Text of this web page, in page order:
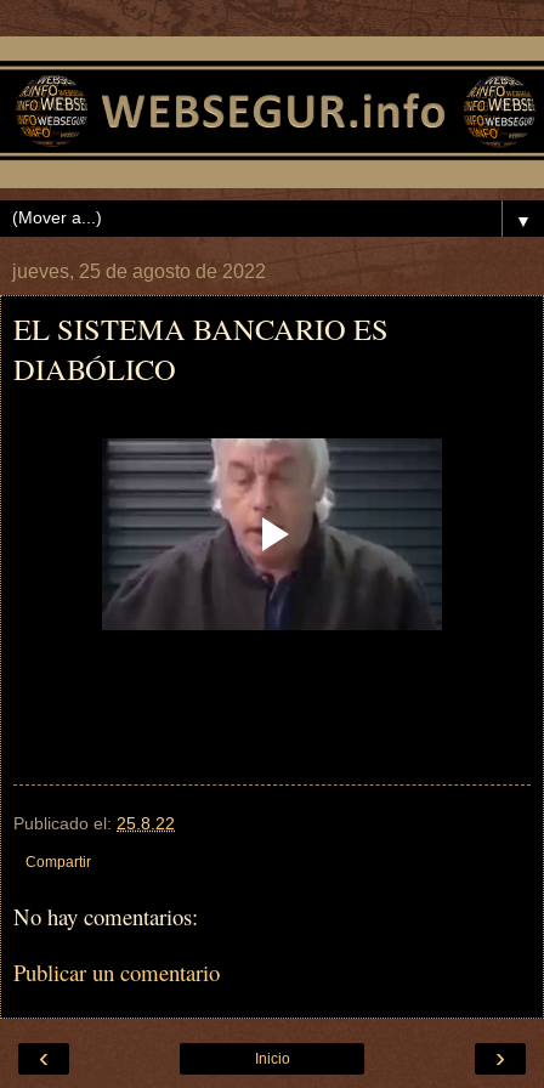
▼
jueves, 25 de agosto de 2022
EL SISTEMA BANCARIO ES
DIABÓLICO
Publicado el: 25.8.22
Compartir
No hay comentarios:
Publicar un comentario
‹ ›
Inicio